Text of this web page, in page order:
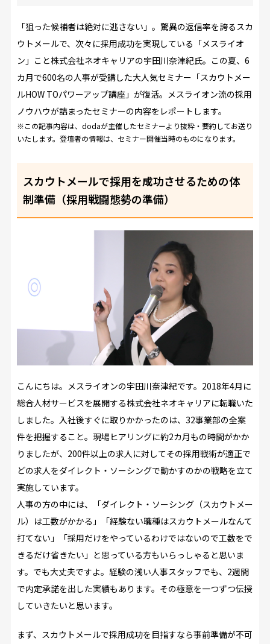
「狙った候補者は絶対に逃さない――」。驚異の返信率を誇るスカ
ウトメールで、次々に採用成功を実現している「メスライオ
ン」こと株式会社ネオキャリアの宇田川奈津紀氏。この夏、6
カ月で600名の人事が受講した大人気セミナー「スカウトメー
ルHOW TOパワーアップ講座」が復活。メスライオン流の採用
ノウハウが詰まったセミナーの内容をレポートします。
※この記事内容は、dodaが主催したセミナーより抜粋・要約してお送り
いたします。 登壇者の情報は、セミナー開催当時のものになります。
スカウトメールで採用を成功させるための体
制準備（採用戦闘態勢の準備）
こんにちは。メスライオンの宇田川奈津紀です。2018年4月に
総合人材サービスを展開する株式会社ネオキャリアに転職いた
しました。入社後すぐに取りかかったのは、32事業部の全案
件を把握すること。現場ヒアリングに約2カ月もの時間がかか
りましたが、200件以上の求人に対してその採用戦術が適正で
どの求人をダイレクト・ソーシングで動かすのかの戦略を立て
実施しています。
人事の方の中には、「ダイレクト・ソーシング（スカウトメー
ル）は工数がかかる」「経験ない職種はスカウトメールなんて
打てない」「採用だけをやっているわけではないので工数をで
きるだけ省きたい」と思っている方もいらっしゃると思いま
す。でも大丈夫ですよ。経験の浅い人事スタッフでも、2週間
で内定承諾を出した実績もあります。その極意を一つずつ伝授
していきたいと思います。
まず、スカウトメールで採用成功を目指すなら事前準備が不可